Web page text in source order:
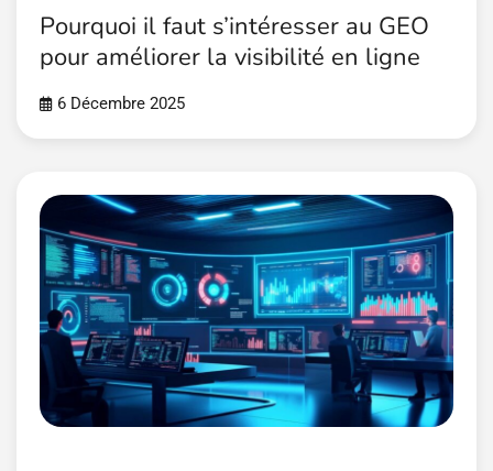
Pourquoi il faut s’intéresser au GEO
pour améliorer la visibilité en ligne
6 Décembre 2025